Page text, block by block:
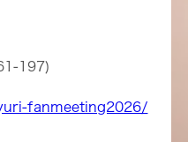
197)
fanmeeting2026/